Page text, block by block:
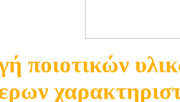
ποιοτικών